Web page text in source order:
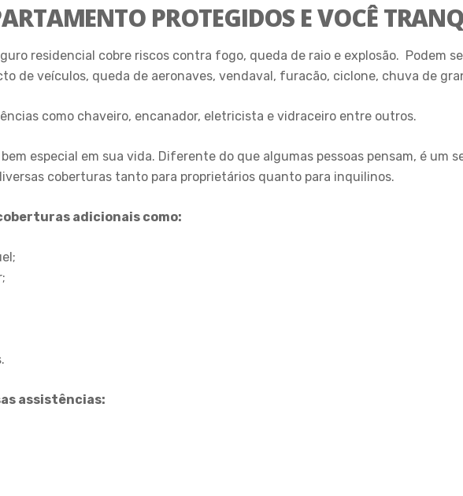
PROTEGIDOS E VOCÊ
residencial cobre riscos contra fogo, queda de raio e explosão. Podem
de veículos, queda de aeronaves, vendaval, furacão, ciclone, chuva de
como chaveiro, encanador, eletricista e vidraceiro entre outros.
especial em sua vida. Diferente do que algumas pessoas pensam, é um
coberturas tanto para proprietários quanto para inquilinos.
adicionais como:
assistências: